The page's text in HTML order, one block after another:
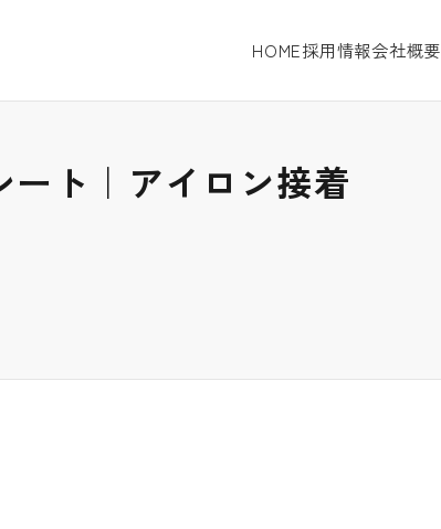
HOME採用情報会社概要
ト｜アイロン接着